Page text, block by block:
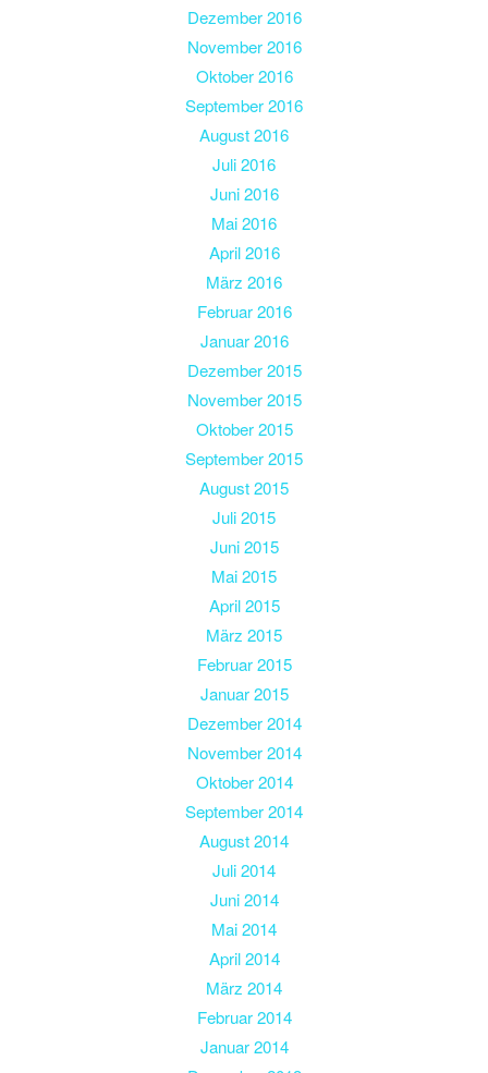
Dezember 2016
November 2016
Oktober 2016
September 2016
August 2016
Juli 2016
Juni 2016
Mai 2016
April 2016
März 2016
Februar 2016
Januar 2016
Dezember 2015
November 2015
Oktober 2015
September 2015
August 2015
Juli 2015
Juni 2015
Mai 2015
April 2015
März 2015
Februar 2015
Januar 2015
Dezember 2014
November 2014
Oktober 2014
September 2014
August 2014
Juli 2014
Juni 2014
Mai 2014
April 2014
März 2014
Februar 2014
Januar 2014